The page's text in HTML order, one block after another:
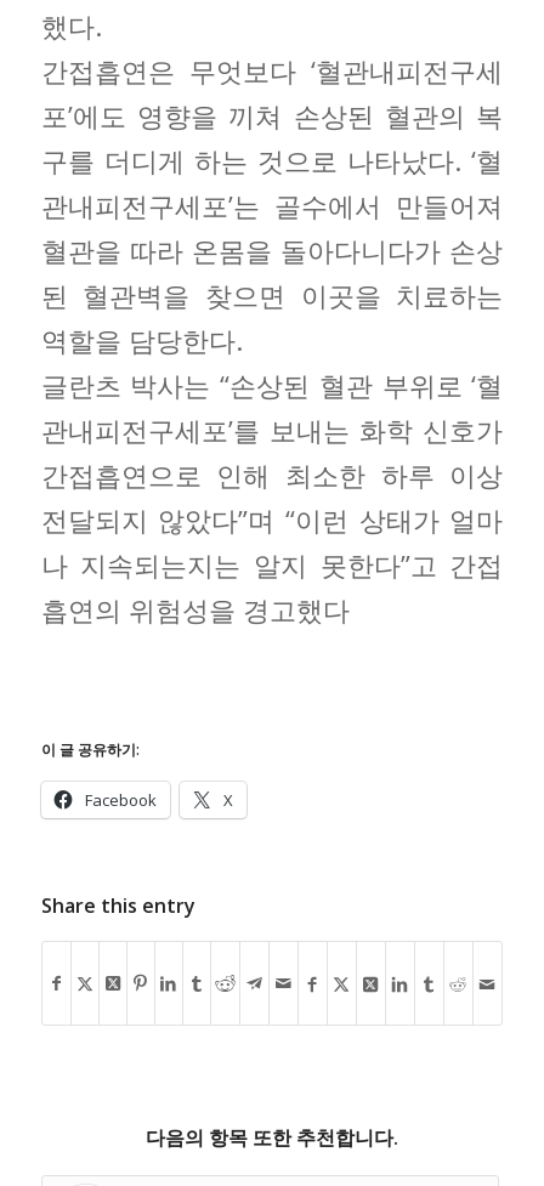
했다.
간접흡연은 무엇보다 ‘혈관내피전구세
포’에도 영향을 끼쳐 손상된 혈관의 복
구를 더디게 하는 것으로 나타났다. ‘혈
관내피전구세포’는 골수에서 만들어져
혈관을 따라 온몸을 돌아다니다가 손상
된 혈관벽을 찾으면 이곳을 치료하는
역할을 담당한다.
글란츠 박사는 “손상된 혈관 부위로 ‘혈
관내피전구세포’를 보내는 화학 신호가
간접흡연으로 인해 최소한 하루 이상
전달되지 않았다”며 “이런 상태가 얼마
나 지속되는지는 알지 못한다”고 간접
흡연의 위험성을 경고했다
이 글 공유하기:
Facebook X
Share this entry
다음의 항목 또한 추천합니다.